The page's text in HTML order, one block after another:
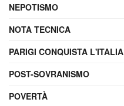
NEPOTISMO
NOTA TECNICA
PARIGI CONQUISTA L'ITALIA
POST-SOVRANISMO
POVERTÀ